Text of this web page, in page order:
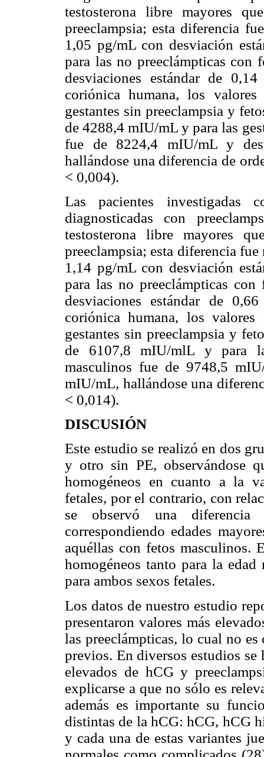
testosterona libre mayores
preeclampsia; esta diferencia
1,05 pg/mL con desviación
para las no preeclámpticas con
desviaciones estándar de
coriónica humana, los
gestantes sin preeclampsia y
de 4288,4 mIU/mL y para las
fue de 8224,4 mIU/mL y
hallándose una diferencia de
< 0,004).
Las pacientes investigadas
diagnosticadas con
testosterona libre mayores
preeclampsia; esta diferencia
1,14 pg/mL con desviación
para las no preeclámpticas
desviaciones estándar de
coriónica humana, los
gestantes sin preeclampsia y
de 6107,8 mIU/mlL y para
masculinos fue de 9748,5
mIU/mL, hallándose una
< 0,014).
DISCUSIÓN
Este estudio se realizó en dos
y otro sin PE, observándose
homogéneos en cuanto a la
fetales, por el contrario, con
se observó una
correspondiendo edades
aquéllas con fetos masculinos.
homogéneos tanto para la
para ambos sexos fetales.
Los datos de nuestro estudio
presentaron valores más
las preeclámpticas, lo cual no
previos. En diversos estudios
elevados de hCG y
explicarse a que no sólo es
además es importante su
distintas de la hCG: hCG, hCG
y cada una de estas variantes